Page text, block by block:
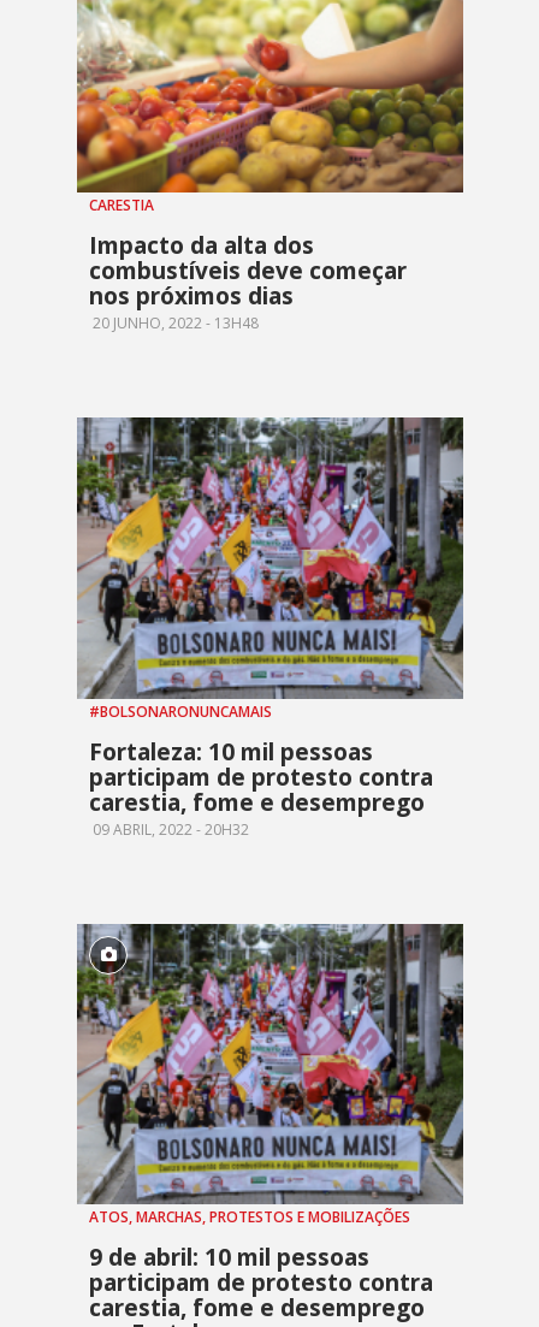
CARESTIA
Impacto da alta dos
combustíveis deve começar
nos próximos dias
20 JUNHO, 2022 - 13H48
#BOLSONARONUNCAMAIS
Fortaleza: 10 mil pessoas
participam de protesto contra
carestia, fome e desemprego
09 ABRIL, 2022 - 20H32
ATOS, MARCHAS, PROTESTOS E MOBILIZAÇÕES
9 de abril: 10 mil pessoas
participam de protesto contra
carestia, fome e desemprego